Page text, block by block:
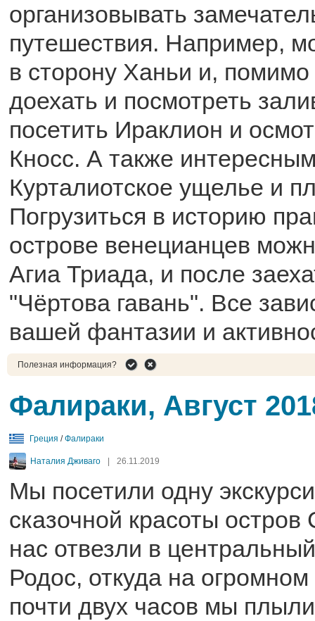
организовывать
путешествия. Например,
в сторону Ханьи и, помимо
доехать и посмотреть
посетить Ираклион и
Кносс. А также
Курталиотское ущелье и
Погрузиться в историю
острове венецианцев
Агиа Триада, и после
"Чёртова гавань". Все
вашей фантазии и
Полезная информация?
Фалираки, Август
Греция /Фалираки
Наталия Дживаго 26.11.2019
Мы посетили одну
сказочной красоты
нас отвезли в
Родос, откуда на
почти двух часов мы